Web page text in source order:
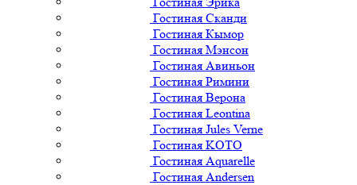
Гостиная Сканди
Гостиная Кымор
Гостиная Мэнсон
Гостиная Авиньон
Гостиная Римини
Гостиная Верона
Гостиная Leontina
Гостиная Jules Verne
Гостиная KOTO
Гостиная Aquarelle
Гостиная Andersen